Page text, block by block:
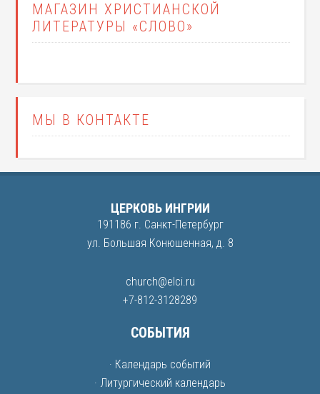
МАГАЗИН ХРИСТИАНСКОЙ
ЛИТЕРАТУРЫ «СЛОВО»
МЫ В КОНТАКТЕ
ЦЕРКОВЬ ИНГРИИ
191186 г. Санкт-Петербург
ул. Большая Конюшенная, д. 8
church@elci.ru
+7-812-3128289
СОБЫТИЯ
· Календарь событий
· Литургический календарь